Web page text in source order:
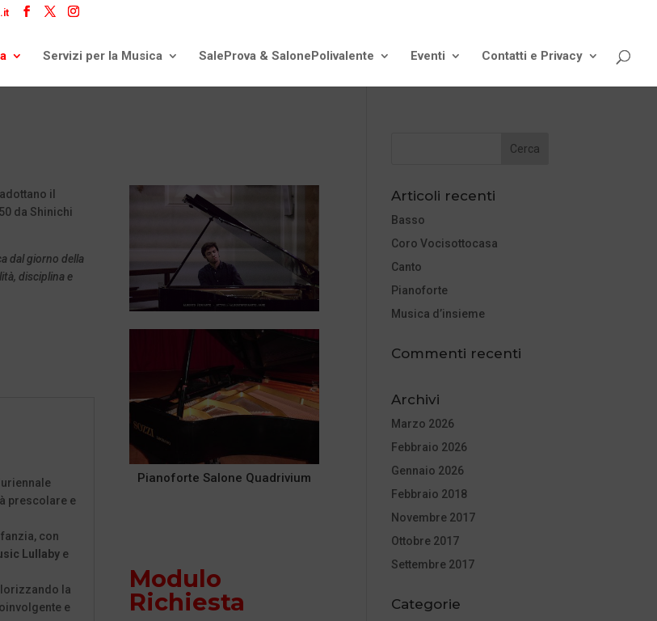
Servizi per la Musica SaleProva & SalonePolivalente Eventi Contatti e Privacy
il
da Shinichi
dal giorno della
disciplina e
prescolare e
con
Lullaby e
la
e
Pianoforte Salone Quadrivium
Modulo
Richiesta
Articoli recenti
Basso
Coro Vocisottocasa
Canto
Pianoforte
Musica d’insieme
Commenti recenti
Archivi
Marzo 2026
Febbraio 2026
Gennaio 2026
Febbraio 2018
Novembre 2017
Ottobre 2017
Settembre 2017
Categorie